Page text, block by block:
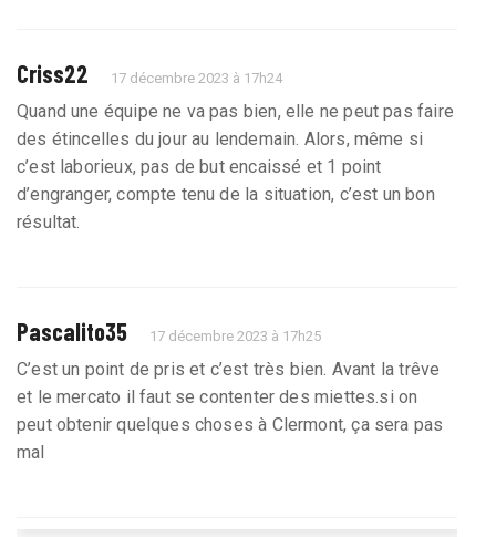
Criss22 17 décembre 2023 à 17h24
Quand une équipe ne va pas bien, elle ne peut pas faire
des étincelles du jour au lendemain. Alors, même si
c’est laborieux, pas de but encaissé et 1 point
d’engranger, compte tenu de la situation, c’est un bon
résultat.
Pascalito35 17 décembre 2023 à 17h25
C’est un point de pris et c’est très bien. Avant la trêve
et le mercato il faut se contenter des miettes.si on
peut obtenir quelques choses à Clermont, ça sera pas
mal